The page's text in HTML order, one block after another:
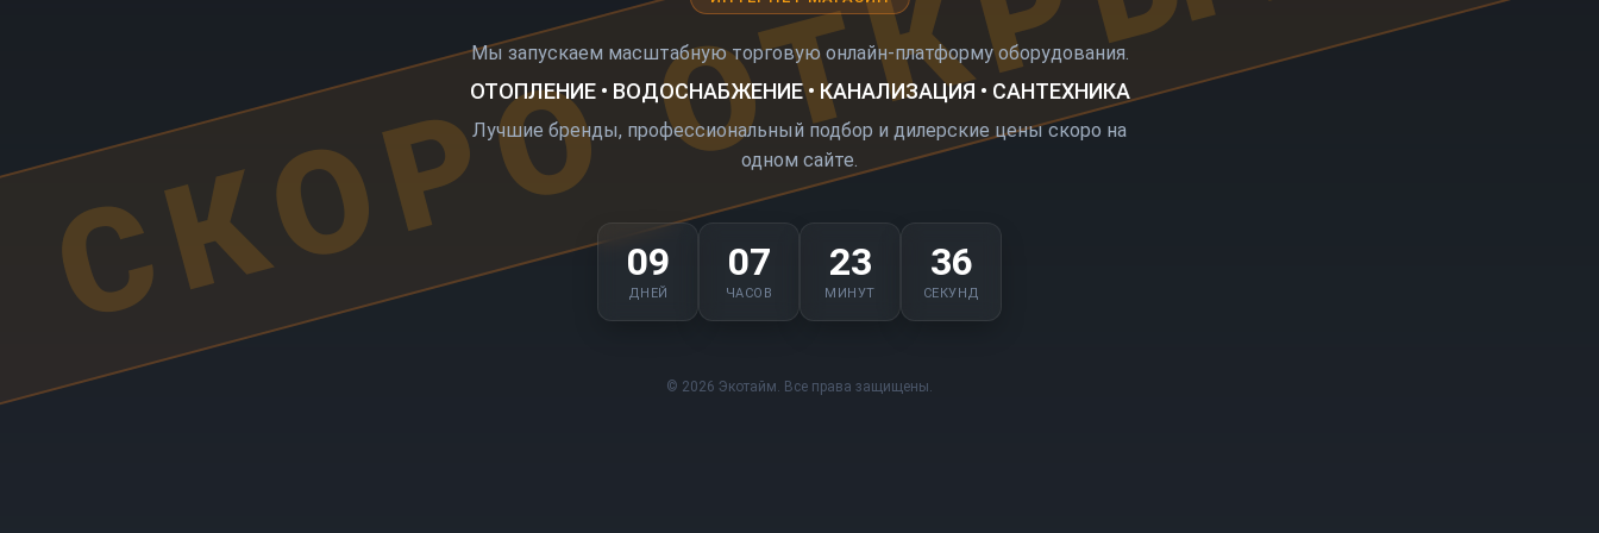
Мы запускаем масштабную торговую онлайн-платформу оборудования.
ОТОПЛЕНИЕ • ВОДОСНАБЖЕНИЕ • КАНАЛИЗАЦИЯ • САНТЕХНИКА
Лучшие бренды, профессиональный подбор и дилерские цены скоро на
одном сайте.
09
ДНЕЙ
07
ЧАСОВ
23
МИНУТ
36
СЕКУНД
© 2026 Экотайм. Все права защищены.